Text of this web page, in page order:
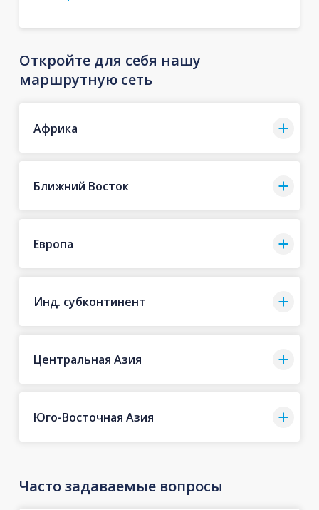
Откройте для себя нашу
маршрутную сеть
Африка
Ближний Восток
Европа
Инд. субконтинент
Центральная Азия
Юго-Восточная Азия
Часто задаваемые вопросы